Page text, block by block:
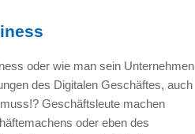
oder wie man sein Unternehmen
des Digitalen Geschäftes, auch
Geschäftsleute machen
oder eben des